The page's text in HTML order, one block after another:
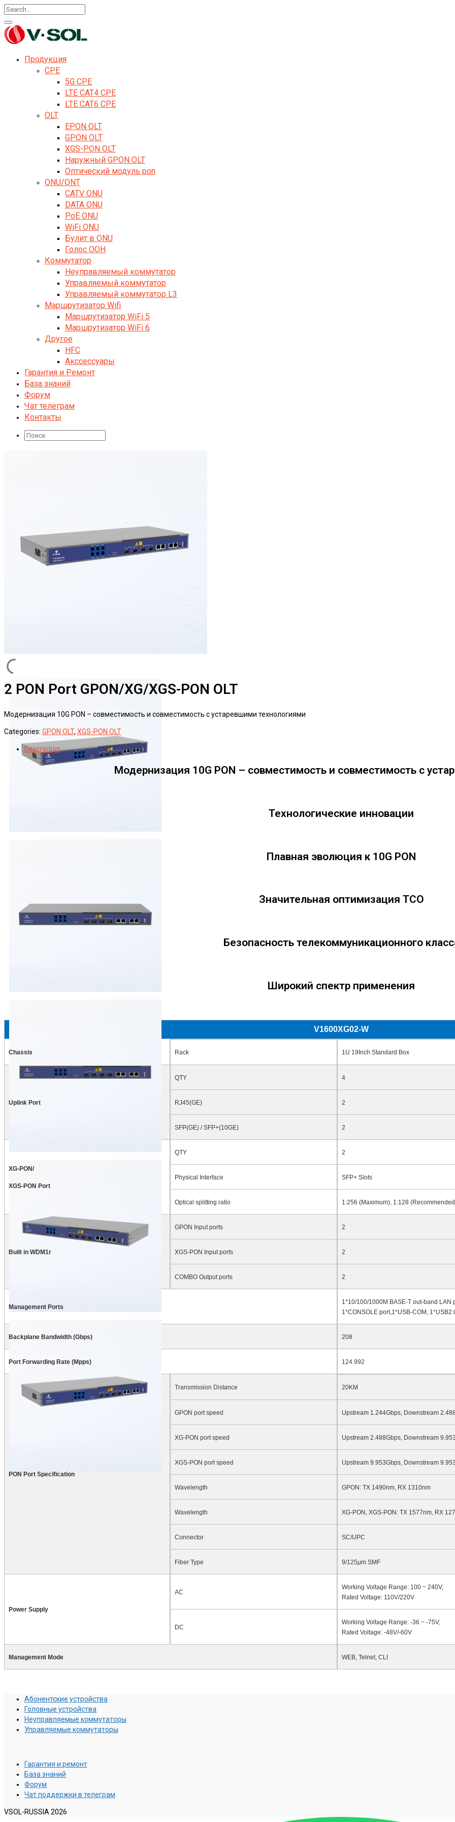
Продукция
CPE
5G CPE
LTE CAT4 CPE
LTE CAT6 CPE
OLT
EPON OLT
GPON OLT
XGS-PON OLT
Наружный GPON OLT
Оптический модуль pon
ONU/ONT
CATV ONU
DATA ONU
PoE ONU
WiFi ONU
Булит в ONU
Голос ООН
Коммутатор
Неуправляемый коммутатор
Управляемый коммутатор
Управляемый коммутатор L3
Маршрутизатор Wifi
Маршрутизатор WiFi 5
Маршрутизатор WiFi 6
Другое
HFC
Акссессуары
Гарантия и Ремонт
База знаний
Форум
Чат телеграм
Контакты
2 PON Port GPON/XG/XGS-PON OLT
Модернизация 10G PON – совместимость и совместимость с устаревшими технологиями
Categories: GPON OLT, XGS-PON OLT
Description
Модернизация 10G PON – совместимость и совместимость с
Технологические инновации
Плавная эволюция к 10G PON
Значительная оптимизация TCO
Безопасность телекоммуникационного
Широкий спектр применения
V1600XG02-W
Chassis Rack 1U 19Inch Standard Box
Uplink Port
QTY 4
RJ45(GE) 2
SFP(GE) / SFP+(10GE) 2
XG-PON/
XGS-PON Port
QTY 2
Physical Interface SFP+ Slots
Optical splitting ratio 1:256 (Maximum), 1:128
Built in WDM1r
GPON Input ports 2
XGS-PON Input ports 2
COMBO Output ports 2
Management Ports
1*10/100/1000M BASE-T out-band LAN
1*CONSOLE port,1*USB-COM,
Backplane Bandwidth (Gbps) 208
Port Forwarding Rate (Mpps) 124.992
PON Port Specification
Transmission Distance 20KM
GPON port speed Upstream 1.244Gbps, Downstream
XG-PON port speed Upstream 2.488Gbps, Downstream
XGS-PON port speed Upstream 9.953Gbps, Downstream
Wavelength GPON: TX 1490nm, RX 1310nm
Wavelength XG-PON, XGS-PON: TX 1577nm, RX
Connector SC/UPC
Fiber Type 9/125μm SMF
Power Supply
AC
Working Voltage Range: 100 ~ 240V,
Rated Voltage: 110V/220V
DC
Working Voltage Range: -36 ~ -75V,
Rated Voltage: -48V/-60V
Management Mode WEB, Telnet, CLI
Абонентские устройства
Головные устройства
Неуправляемые коммутаторы
Управляемые коммутаторы
Гарантия и ремонт
База знаний
Форум
Чат поддержки в телеграм
VSOL-RUSSIA 2026